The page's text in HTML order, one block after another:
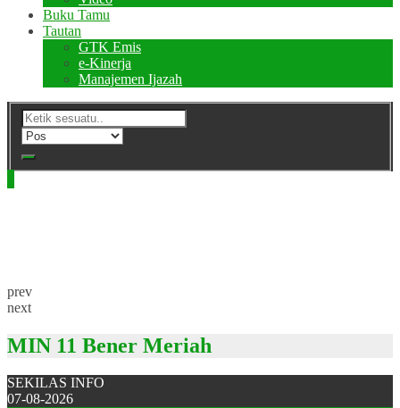
Buku Tamu
Tautan
GTK Emis
e-Kinerja
Manajemen Ijazah
prev
next
MIN 11 Bener Meriah
SEKILAS INFO
07-08-2026